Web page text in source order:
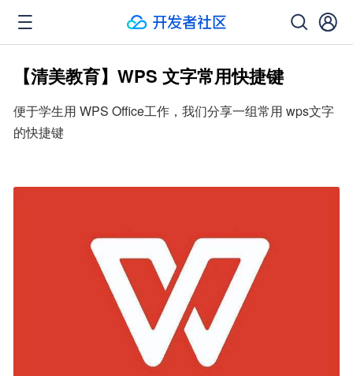
【清美教育】WPS 文字常用快捷键
便于学生用 WPS Office工作，我们分享一组常用 wps文字
的快捷键